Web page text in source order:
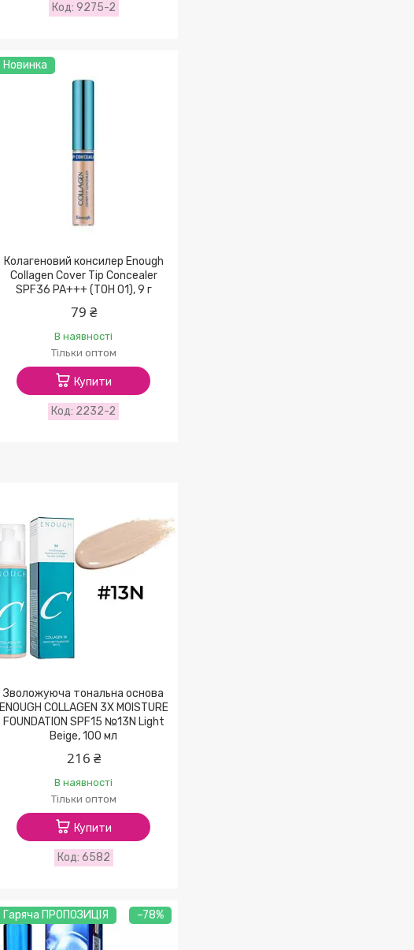
9275-2
Новинка
Колагеновий консилер Enough
Collagen Cover Tip Concealer
SPF36 PA+++ (ТОН 01), 9 г
79 ₴
В наявності
Тільки оптом
Купити
2232-2
Зволожуюча тональна основа
ENOUGH COLLAGEN 3X MOISTURE
FOUNDATION SPF15 №13N Light
Beige, 100 мл
216 ₴
В наявності
Тільки оптом
Купити
6582
Гаряча ПРОПОЗИЦІЯ –78%